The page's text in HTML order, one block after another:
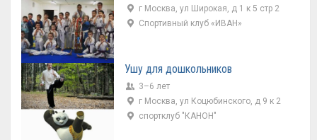
г Москва, ул Широкая, д 1 к 5 стр 2
Спортивный клуб «ИВАН»
Ушу для дошкольников
3–6 лет
г Москва, ул Коцюбинского, д 9 к 2
спортклуб "КАНОН"